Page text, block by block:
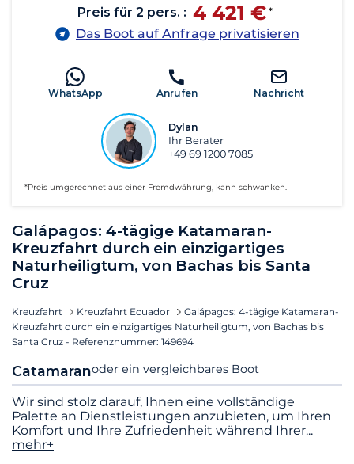
Galápagos: 4-tägige Katamaran-
Kreuzfahrt durch ein einzigartiges
Naturheiligtum, von Bachas bis Santa
Cruz
Kreuzfahrt Kreuzfahrt Ecuador
Galápagos: 4-tägige Katamaran-
Kreuzfahrt durch ein einzigartiges Naturheiligtum, von Bachas bis
Santa Cruz - Referenznummer: 149694
Catamaranoder ein vergleichbares Boot
Wir sind stolz darauf, Ihnen eine vollständige
Palette an Dienstleistungen anzubieten, um Ihren
Komfort und Ihre Zufriedenheit während Ihrer...
mehr+
Preis für 2 pers. : 4 421 €
*
Das Boot auf Anfrage privatisieren
WhatsApp Anrufen Nachricht
Dylan
Ihr Berater
+49 69 1200 7085
*Preis umgerechnet aus einer Fremdwährung, kann schwanken.